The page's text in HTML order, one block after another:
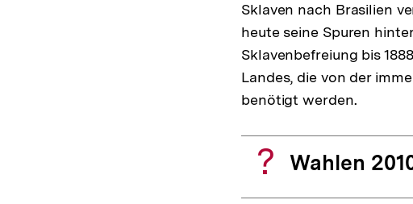
Sklaven nach Brasilien
heute seine Spuren
Sklavenbefreiung bis
Landes, die von der
benötigt werden.
Wahlen